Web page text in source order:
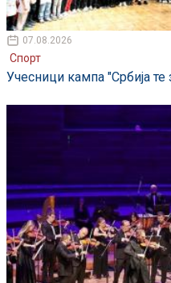
07.08.2026
Спорт
Учесници кампа "Србија